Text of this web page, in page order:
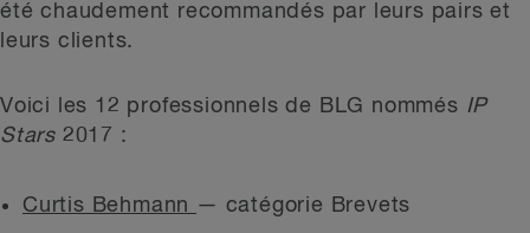
été chaudement recommandés par leurs pairs et
leurs clients.
Voici les 12 professionnels de BLG nommés IP
Stars 2017 :
Curtis Behmann — catégorie Brevets